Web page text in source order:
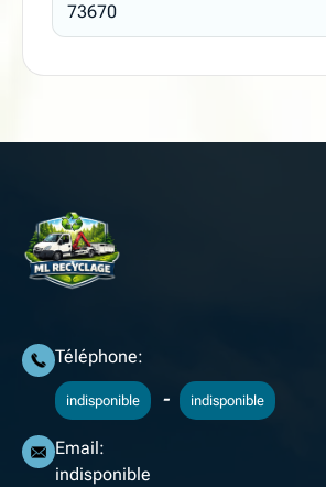
73670
Téléphone:
indisponible - indisponible
Email:
indisponible